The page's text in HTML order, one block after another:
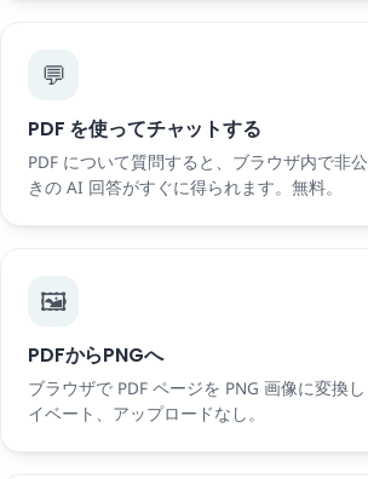
💬
PDF を使ってチャットする
PDF について質問すると、ブラウザ内で非
きの AI 回答がすぐに得られます。無料。
🖼️
PDFからPNGへ
ブラウザで PDF ページを PNG 画像に変換
イベート、アップロードなし。